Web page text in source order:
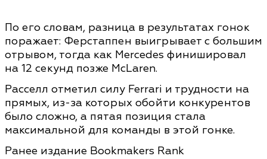
По его словам, разница в результатах гонок
поражает: Ферстаппен выигрывает с большим
отрывом, тогда как Mercedes финишировал
на 12 секунд позже McLaren.
Расселл отметил силу Ferrari и трудности на
прямых, из-за которых обойти конкурентов
было сложно, а пятая позиция стала
максимальной для команды в этой гонке.
Ранее издание Bookmakers Rank